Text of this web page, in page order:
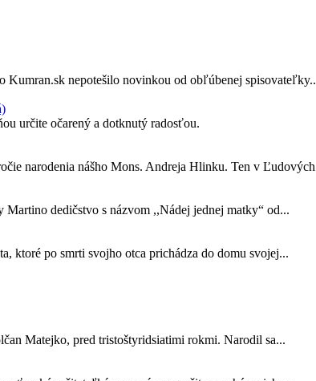
nepotešilo novinkou od obľúbenej
určite očarený a dotknutý radosťou.
narodenia nášho Mons. Andreja Hlinku. Ten v
dedičstvo s názvom ,,Nádej jednej matky“ od...
ktoré po smrti svojho otca prichádza do domu svojej...
Matejko, pred tristoštyridsiatimi rokmi. Narodil sa...